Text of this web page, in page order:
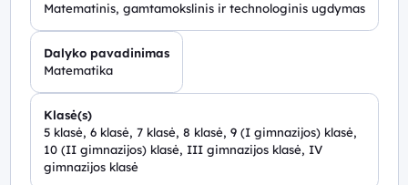
Matematinis, gamtamokslinis ir technologinis ugdymas
Dalyko pavadinimas
Matematika
Klasė(s)
5 klasė, 6 klasė, 7 klasė, 8 klasė, 9 (I gimnazijos) klasė,
10 (II gimnazijos) klasė, III gimnazijos klasė, IV
gimnazijos klasė